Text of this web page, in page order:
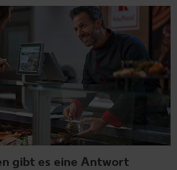
gibt es eine Antwort